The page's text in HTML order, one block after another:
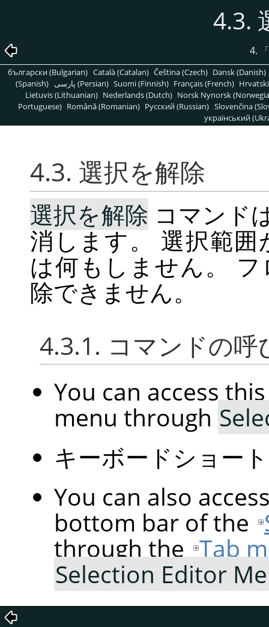
4.3.
4. 「
български (Bulgarian) Català (Catalan) Čeština (Czech) Dansk (Danish)
(Spanish)
پارسی (Persian) Suomi (Finnish) Français (French)
Lietuvis (Lithuanian) Nederlands (Dutch) Norsk Nynorsk
Portuguese) Română (Romanian) Pусский (Russian) Slovenčina
український
4.3. 選択を解除
選択を解除 コマンド
消します。 選択範
は何もしません。
除できません。
4.3.1. コマンドの呼
You can access
menu through
キーボードショー
You can also
bottom bar of the
through the Tab
Selection Editor